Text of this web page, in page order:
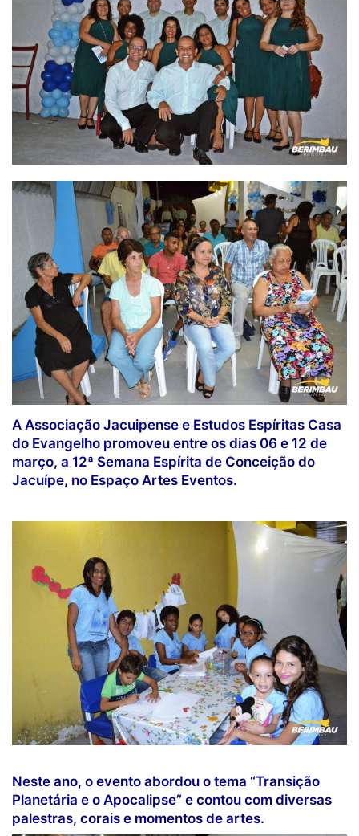
A Associação Jacuipense e Estudos Espíritas Casa
do Evangelho promoveu entre os dias 06 e 12 de
março, a 12ª Semana Espírita de Conceição do
Jacuípe, no Espaço Artes Eventos.
Neste ano, o evento abordou o tema “Transição
Planetária e o Apocalipse” e contou com diversas
palestras, corais e momentos de artes.